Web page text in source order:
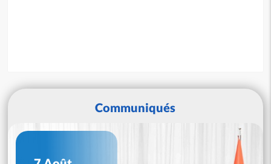
Communiqués